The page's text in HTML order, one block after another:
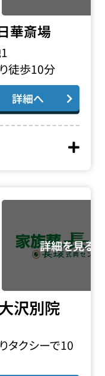
華斎場
徒歩10分
詳細へ
沢別院
タクシーで10